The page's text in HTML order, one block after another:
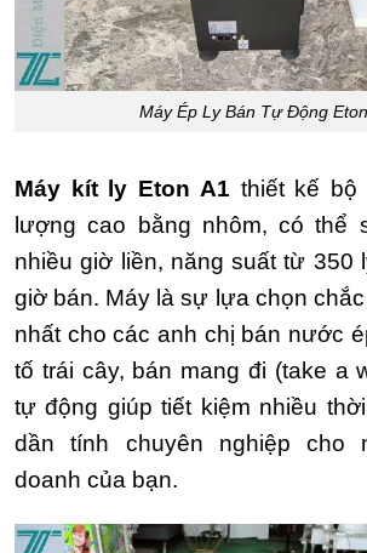
Máy Ép Ly Bán Tự Động
Máy kít ly Eton A1 thiết kế bộ
lượng cao bằng nhôm, có thể
nhiều giờ liền, năng suất từ 350
giờ bán. Máy là sự lựa chọn
nhất cho các anh chị bán nước
tố trái cây, bán mang đi (take a
tự động giúp tiết kiệm nhiều
dần tính chuyên nghiệp cho
doanh của bạn.